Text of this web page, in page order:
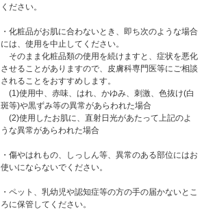
ください。
・化粧品がお肌に合わないとき、即ち次のような場合
には、使用を中止してください。
そのまま化粧品類の使用を続けますと、症状を悪化
させることがありますので、皮膚科専門医等にご相談
されることをおすすめします。
(1)使用中、赤味、はれ、かゆみ、刺激、色抜け(白
斑等)や黒ずみ等の異常があらわれた場合
(2)使用したお肌に、直射日光があたって上記のよ
うな異常があらわれた場合
・傷やはれもの、しっしん等、異常のある部位にはお
使いにならないでください。
・ペット、乳幼児や認知症等の方の手の届かないとこ
ろに保管してください。